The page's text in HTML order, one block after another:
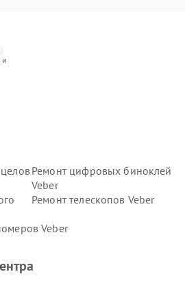
и
Ремонт цифровых биноклей
Veber
Ремонт телескопов Veber
Veber